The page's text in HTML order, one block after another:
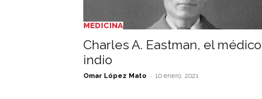
MEDICINA
Charles A. Eastman, el médico
indio
Omar López Mato - 10 enero, 2021